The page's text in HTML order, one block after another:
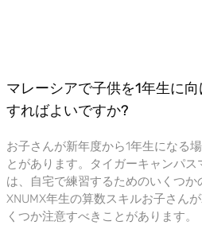
マレーシアで子供を1年生に
すればよいですか?
お子さんが新年度から1年生になる
とがあります。タイガーキャンパ
は、自宅で練習するためのいくつか
XNUMX年生の算数スキルお子さん
くつか注意すべきことがあります。